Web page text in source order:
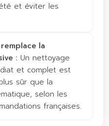
et éviter les
la
: Un nettoyage
et complet est
sûr que la
selon les
françaises.